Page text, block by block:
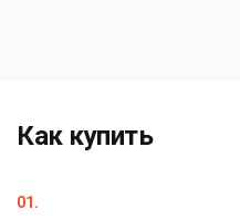
Как купить
01.